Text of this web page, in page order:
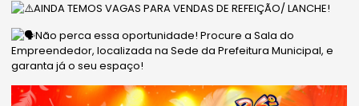
AINDA TEMOS VAGAS PARA VENDAS DE REFEIÇÃO/ LANCHE!
Não perca essa oportunidade! Procure a Sala do
Empreendedor, localizada na Sede da Prefeitura Municipal, e
garanta já o seu espaço!